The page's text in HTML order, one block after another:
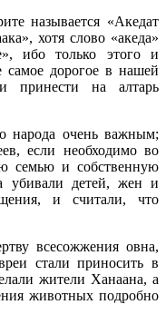
называется «Акедат
хотя слово «акеда»
ибо только этого и
самое дорогое в нашей
принести на алтарь
народа очень важным;
если необходимо во
семью и собственную
убивали детей, жен и
и считали, что
всесожжения овна,
стали приносить в
жители Ханаана, а
животных подробно